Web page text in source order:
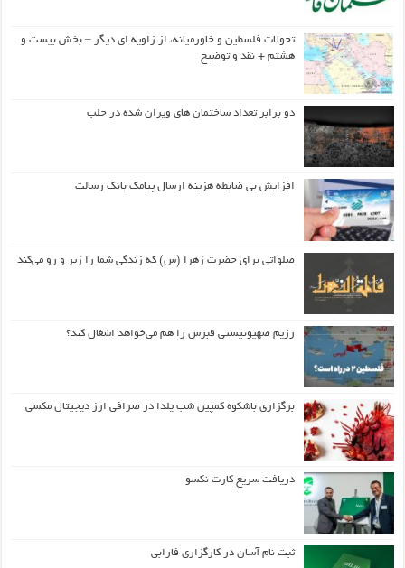
تحولات فلسطین و خاورمیانه، از زاویه ای دیگر – بخش بیست و
هشتم + نقد و توضیح
دو برابر تعداد ساختمان های ویران شده در حلب
افزایش بی ضابطه هزینه ارسال پیامک بانک رسالت
صلواتی برای حضرت زهرا (س) که زندگی شما را زیر و رو می‌کند
رژیم صهیونیستی قبرس را هم می‌خواهد اشغال کند؟
برگزاری باشکوه کمپین شب یلدا در صرافی ارز دیجیتال مکسی
دریافت سریع کارت نکسو
ثبت نام آسان در کارگزاری فارابی